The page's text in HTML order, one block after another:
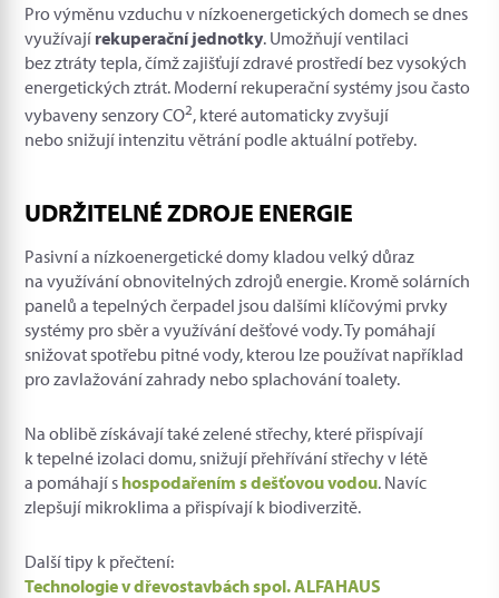
Pro výměnu vzduchu v nízkoenergetických domech se dnes
využívají rekuperační jednotky. Umožňují ventilaci
bez ztráty tepla, čímž zajišťují zdravé prostředí bez vysokých
energetických ztrát. Moderní rekuperační systémy jsou často
vybaveny senzory CO2, které automaticky zvyšují
nebo snižují intenzitu větrání podle aktuální potřeby.
UDRŽITELNÉ ZDROJE ENERGIE
Pasivní a nízkoenergetické domy kladou velký důraz
na využívání obnovitelných zdrojů energie. Kromě solárních
panelů a tepelných čerpadel jsou dalšími klíčovými prvky
systémy pro sběr a využívání dešťové vody. Ty pomáhají
snižovat spotřebu pitné vody, kterou lze používat například
pro zavlažování zahrady nebo splachování toalety.
Na oblibě získávají také zelené střechy, které přispívají
k tepelné izolaci domu, snižují přehřívání střechy v létě
a pomáhají s hospodařením s dešťovou vodou. Navíc
zlepšují mikroklima a přispívají k biodiverzitě.
Další tipy k přečtení:
Technologie v dřevostavbách spol. ALFAHAUS